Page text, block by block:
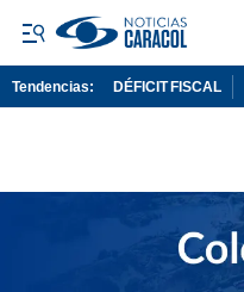
Tendencias: DÉFICIT FISCAL